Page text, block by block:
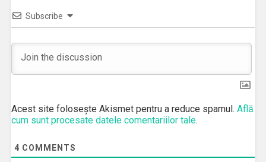
Subscribe
Acest site folosește Akismet pentru a reduce spamul. Află
cum sunt procesate datele comentariilor tale.
4 COMMENTS